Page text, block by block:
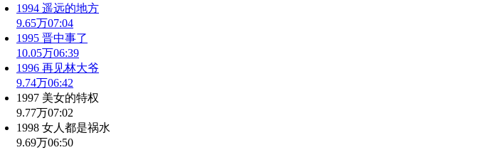
1994 遥远的地方
9.65万07:04
1995 晋中事了
10.05万06:39
1996 再见林大爷
9.74万06:42
1997 美女的特权
9.77万07:02
1998 女人都是祸水
9.69万06:50